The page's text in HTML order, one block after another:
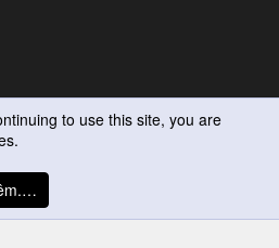
to use this site, you are